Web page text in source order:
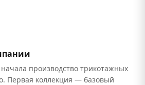
производство трикотажных
Первая коллекция — базовый